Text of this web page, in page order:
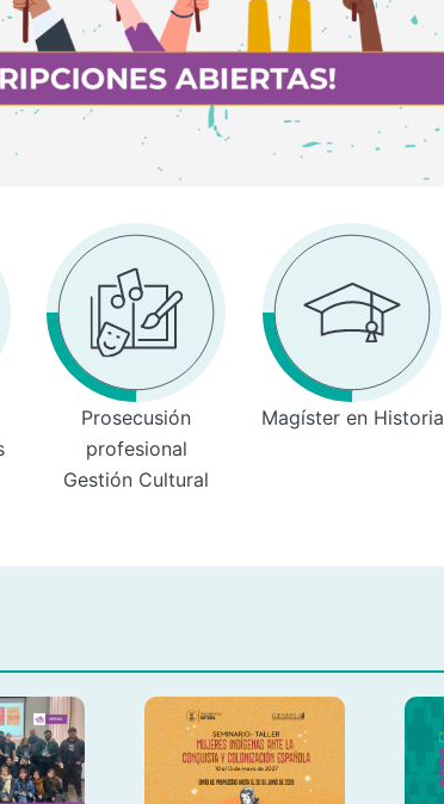
Prosecusión
profesional
Gestión Cultural
Magíster en Historia